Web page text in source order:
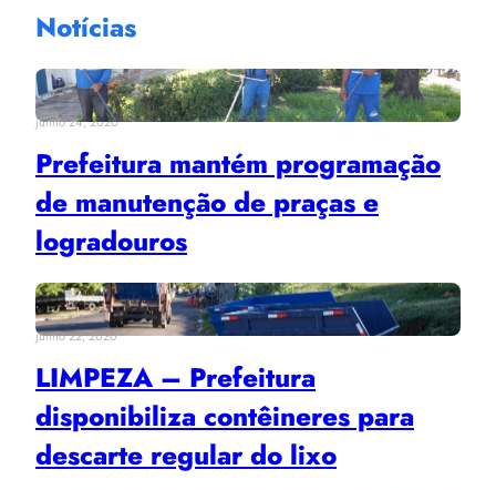
Notícias
junho 24, 2020
Prefeitura mantém programação
de manutenção de praças e
logradouros
junho 22, 2020
LIMPEZA – Prefeitura
disponibiliza contêineres para
descarte regular do lixo